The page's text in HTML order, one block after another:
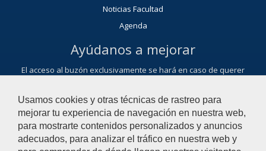
Usamos cookies y otras técnicas de rastreo para
mejorar tu experiencia de navegación en nuestra web,
para mostrarte contenidos personalizados y anuncios
adecuados, para analizar el tráfico en nuestra web y
Noticias Facultad
Agenda
Ayúdanos a mejorar
El acceso al buzón exclusivamente se hará en caso de querer
Contacta con nosotros